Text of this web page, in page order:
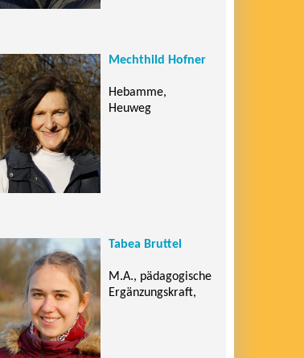
Mechthild Hofner
Hebamme,
Heuweg
Tabea Bruttel
M.A., pädagogische
Ergänzungskraft,